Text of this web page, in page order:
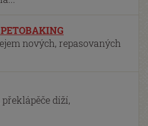
nových, repasovaných
díží,